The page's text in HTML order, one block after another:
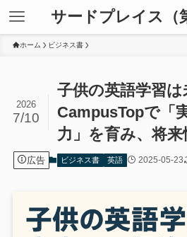
サードプレイス（
ホーム ビジネス書
子供の英語学習は
CampusTopで「
力」を育み、将
2026
7/10
広告 ビジネス書 英語 2025-05-23